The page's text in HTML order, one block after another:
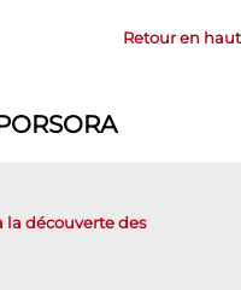
Retour en haut
la découverte des